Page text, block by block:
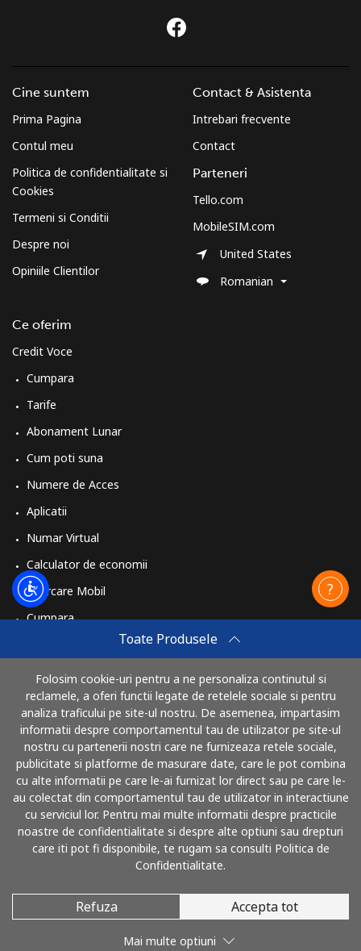
Toate Produsele
Folosim cookie-uri pentru a ne personaliza continutul si
reclamele, a oferi functii legate de retelele sociale si pentru
analiza traficului pe site-ul nostru. De asemenea, impartasim
informatii despre comportamentul tau de utilizator pe site-ul
nostru cu partenerii nostri care ne furnizeaza retele sociale,
publicitate si platforme de masurare date, care le pot combina
cu alte informatii pe care le-ai furnizat lor direct sau pe care le-
au colectat din comportamentul tau de utilizator in interactiune
cu serviciul lor. Pentru mai multe informatii despre practicile
noastre de confidentialitate si despre alte optiuni sau drepturi
care iti pot fi disponibile, te rugam sa consulti Politica de
Confidentialitate.
Refuza Accepta tot
Mai multe optiuni
Cine suntem
Prima Pagina
Contul meu
Politica de confidentialitate si
Cookies
Termeni si Conditii
Despre noi
Opiniile Clientilor
Ce oferim
Credit Voce
Cumpara
Tarife
Abonament Lunar
Cum poti suna
Numere de Acces
Aplicatii
Numar Virtual
Calculator de economii
Reincarcare Mobil
Cumpara
Cumpara
Cum functioneaza
Contact & Asistenta
Intrebari frecvente
Contact
Parteneri
Tello.com
MobileSIM.com
United States
Romanian
Poti plati cu
© 2026 SunaRomania